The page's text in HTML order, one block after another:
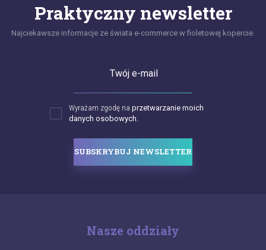
Praktyczny newsletter
Najciekawsze informacje ze świata e-commerce w fioletowej kopercie.
Twój e-mail
Wyrażam zgodę na przetwarzanie moich
danych osobowych.
SUBSKRYBUJ NEWSLETTER
Nasze oddziały